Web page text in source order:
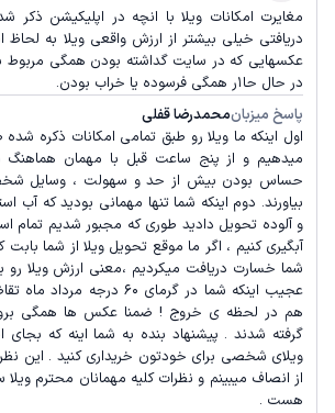
مغایرت امکانات ویلا با انچه در اپلیکیشن ذکر
دریافتی خیلی بیشتر از ارزش واقعی ویلا به لحاظ
عکسهایی که در سایت گداشته بودن همگی مربوط
در حال حا۱ر همگی فرسوده یا خراب بودن.
پاسخ میزبانمحمدرضا قفلی
اول اینکه ما ویلا رو طبق تمامی امکانات ذکره
میدهیم و از پنج ساعت قبل با مهمان هماهنگ
حساس بودن بیش از حد و سهولت ، وسایل
بیاورند. دوم اینکه شما تنها مهمانی بودید که آب
و آلوده تحویل دادید طوری که مجبور شدیم تمام
آبگیری کنیم ، اگر ما موقع تحویل ویلا از شما
شما خسارت دریافت میکردیم ،معنی ارزش ویلا رو
عجیب اینکه شما در گرمای ۶۰
هم در لحظه ی خروج ! ضمنا عکس ها همگی
گرفته شدند . پیشنهاد بنده به شما اینه که بجای
ویلای شخصی برای خودتون خریداری کنید . این
از انصاف میبینم و نظرات کلیه مهمانان محترم ویلا
هست .